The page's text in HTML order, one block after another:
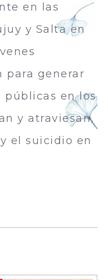
en las
y Salta en
para generar
públicas en los
y atraviesan,
el suicidio en